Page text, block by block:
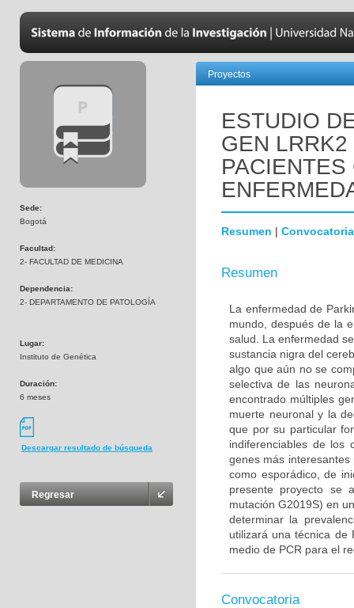
Sede:
Bogotá
Facultad:
2- FACULTAD DE MEDICINA
Dependencia:
2- DEPARTAMENTO DE PATOLOGÍA
Lugar:
Instituto de Genética
Duración:
6 meses
Descargar resultado de búsqueda
Regresar
Proyectos
ESTUDIO
GEN LRRK2
Resumen | Convocatoria
Resumen
La enfermedad de
mundo, después de la
salud. La enfermedad
sustancia nigra del
algo que aún no se
selectiva de las
encontrado múltiples
muerte neuronal y la
que por su particular
indiferenciables de los
genes más
como esporádico, de
presente proyecto se
mutación G2019S) en
determinar la
utilizará una técnica de
medio de PCR para el
Convocatoria